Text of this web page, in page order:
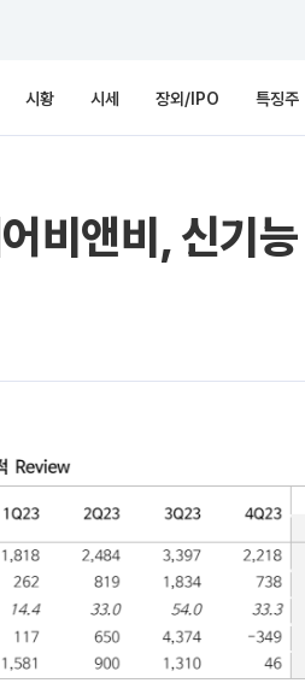
시황 시세 장외/IPO 특징주
비앤비, 신기